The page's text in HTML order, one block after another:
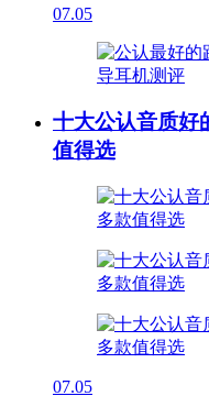
07.05
十大公认音质好
值得选
07.05